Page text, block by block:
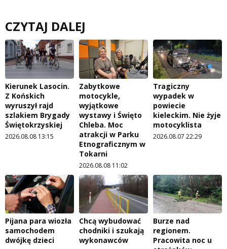
CZYTAJ DALEJ
Kierunek Lasocin.
Z Końskich
wyruszył rajd
szlakiem Brygady
Świętokrzyskiej
2026.08.08 13:15
Zabytkowe
motocykle,
wyjątkowe
wystawy i Święto
Chleba. Moc
atrakcji w Parku
Etnograficznym w
Tokarni
2026.08.08 11:02
Tragiczny
wypadek w
powiecie
kieleckim. Nie żyje
motocyklista
2026.08.07 22:29
Pijana para wiozła
samochodem
dwójkę dzieci
Chcą wybudować
chodniki i szukają
wykonawców
Burze nad
regionem.
Pracowita noc u